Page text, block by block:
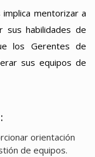
mentorizar a
sus habilidades de
los Gerentes de
sus equipos de
orientación
de equipos.